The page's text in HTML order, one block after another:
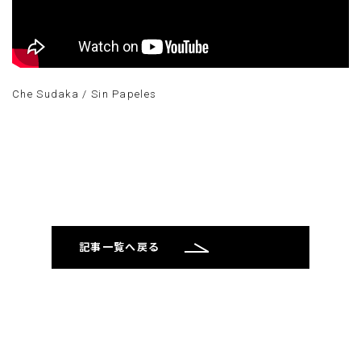
Che Sudaka / Sin Papeles
記事一覧へ戻る